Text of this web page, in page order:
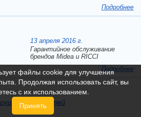
Подробнее
13 апреля 2016 г.
Гарантийное обслуживание
брендов Midea и RICCI
Подробнее
всех новостей
файлы cookie для улучшения
Продолжая использовать сайт, вы
с их использованием.
Принять